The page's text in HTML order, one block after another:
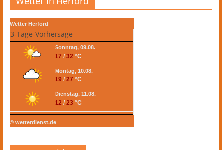
Wetter Herford
3-Tage-Vorhersage
Sonntag, 09.08.
17 / 32 °C
Montag, 10.08.
19/ 27 °C
Dienstag, 11.08.
12 / 23 °C
© wetterdienst.de